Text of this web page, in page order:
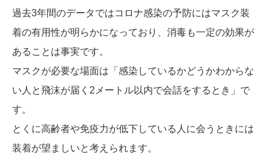
過去3年間のデータではコロナ感染の予防にはマスク装
着の有用性が明らかになっており、消毒も一定の効果が
あることは事実です。
マスクが必要な場面は「感染しているかどうかわからな
い人と飛沫が届く2メートル以内で会話をするとき」で
す。
とくに高齢者や免疫力が低下している人に会うときには
装着が望ましいと考えられます。